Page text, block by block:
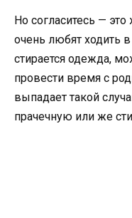
Но согласитесь —
очень любят ходить
стирается одежда,
провести время с
выпадает такой
прачечную или же